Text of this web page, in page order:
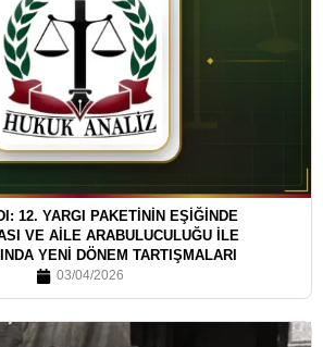
12. YARGI PAKETİNİN EŞİĞİNDE
VE AİLE ARABULUCULUĞU İLE
YENİ DÖNEM TARTIŞMALARI
03/04/2026